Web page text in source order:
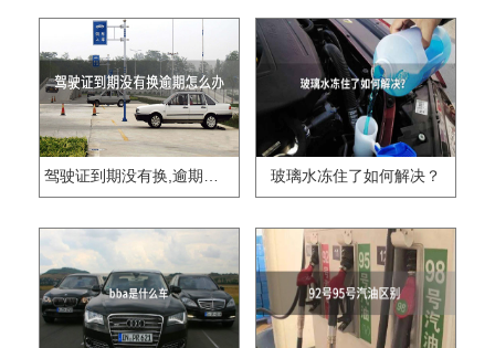
驾驶证到期没有换,逾期怎么办?? 玻璃水冻住了如何解决？